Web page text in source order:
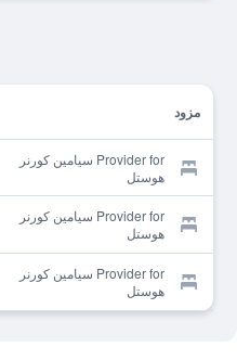
مزود
Provider for سيامين كورنر
هوستل
Provider for سيامين كورنر
هوستل
Provider for سيامين كورنر
هوستل